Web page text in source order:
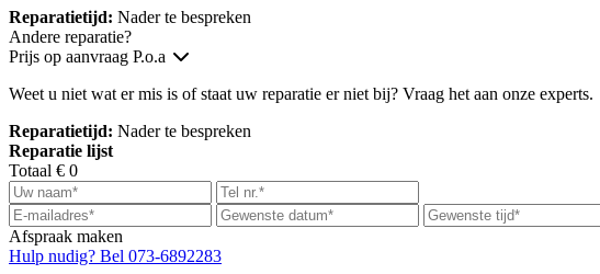
Reparatietijd: Nader te bespreken
Andere reparatie?
Prijs op aanvraag P.o.a
Weet u niet wat er mis is of staat uw reparatie er niet bij? Vraag het aan onze experts.
Reparatietijd: Nader te bespreken
Reparatie lijst
Totaal € 0
Afspraak maken
Hulp nudig? Bel 073-6892283